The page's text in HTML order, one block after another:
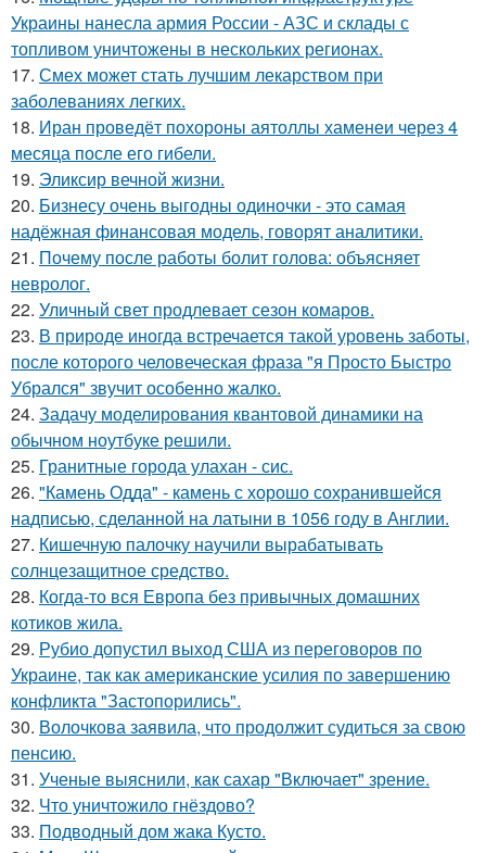
Украины нанесла армия России - АЗС и склады с
топливом уничтожены в нескольких регионах.
17. Смех может стать лучшим лекарством при
заболеваниях легких.
18. Иран проведёт похороны аятоллы хаменеи через 4
месяца после его гибели.
19. Эликсир вечной жизни.
20. Бизнесу очень выгодны одиночки - это самая
надёжная финансовая модель, говорят аналитики.
21. Почему после работы болит голова: объясняет
невролог.
22. Уличный свет продлевает сезон комаров.
23. В природе иногда встречается такой уровень заботы,
после которого человеческая фраза "я Просто Быстро
Убрался" звучит особенно жалко.
24. Задачу моделирования квантовой динамики на
обычном ноутбуке решили.
25. Гранитные города улахан - сис.
26. "Камень Одда" - камень с хорошо сохранившейся
надписью, сделанной на латыни в 1056 году в Англии.
27. Кишечную палочку научили вырабатывать
солнцезащитное средство.
28. Когда-то вся Европа без привычных домашних
котиков жила.
29. Рубио допустил выход США из переговоров по
Украине, так как американские усилия по завершению
конфликта "Застопорились".
30. Волочкова заявила, что продолжит судиться за свою
пенсию.
31. Ученые выяснили, как сахар "Включает" зрение.
32. Что уничтожило гнёздово?
33. Подводный дом жака Кусто.